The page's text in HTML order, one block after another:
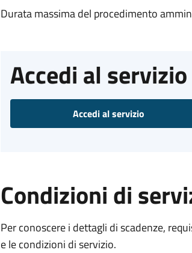
Durata massima del procedimento
Accedi al servizio
Accedi al servizio
Condizioni di
Per conoscere i dettagli di scadenze,
e le condizioni di servizio.